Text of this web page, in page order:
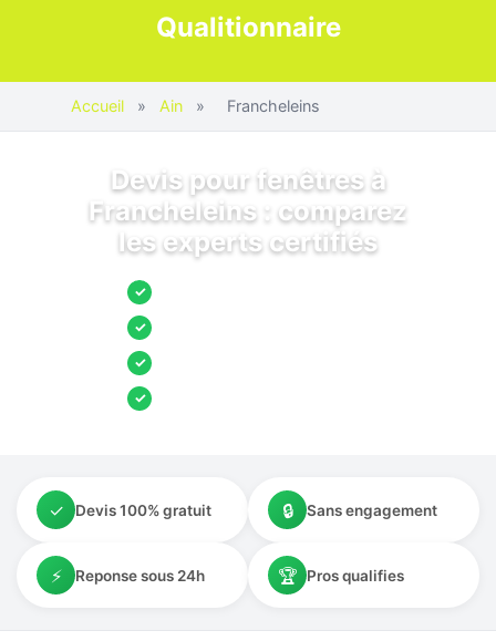
Qualitionnaire
Accueil » Ain » Francheleins
Devis pour fenêtres à
Francheleins : comparez
les experts certifiés
✓
✓
✓
✓
✓ Devis 100% gratuit 🔒 Sans engagement
⚡ Reponse sous 24h 🏆 Pros qualifies